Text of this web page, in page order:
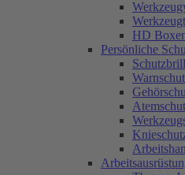
HD
Persönliche